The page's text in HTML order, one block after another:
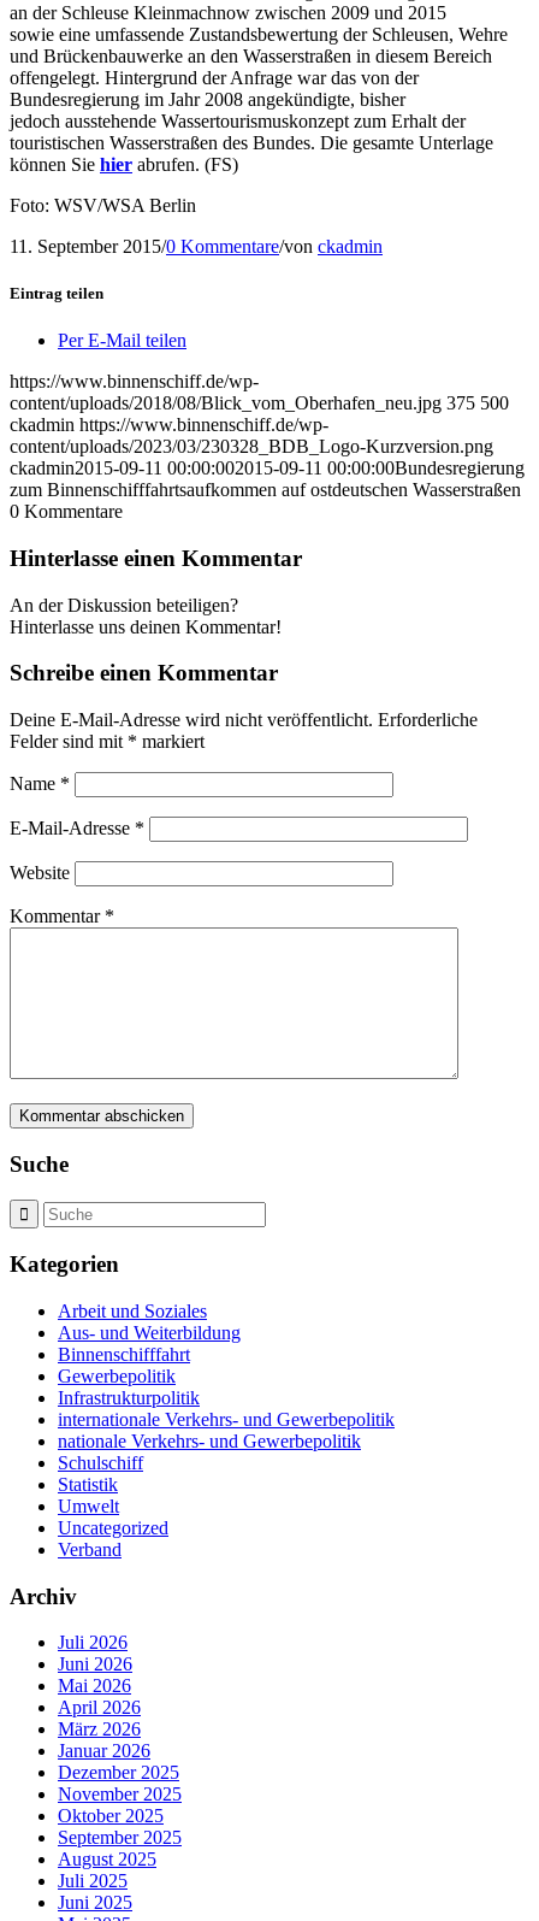
an der Schleuse Kleinmachnow zwischen 2009 und 2015
sowie eine umfassende Zustandsbewertung der Schleusen, Wehre
und Brückenbauwerke an den Wasserstraßen in diesem Bereich
offengelegt. Hintergrund der Anfrage war das von der
Bundesregierung im Jahr 2008 angekündigte, bisher
jedoch ausstehende Wassertourismuskonzept zum Erhalt der
touristischen Wasserstraßen des Bundes. Die gesamte Unterlage
können Sie hier abrufen. (FS)
Foto: WSV/WSA Berlin
11. September 2015/0 Kommentare/von ckadmin
Eintrag teilen
Per E-Mail teilen
https://www.binnenschiff.de/wp-
content/uploads/2018/08/Blick_vom_Oberhafen_neu.jpg 375 500
ckadmin https://www.binnenschiff.de/wp-
content/uploads/2023/03/230328_BDB_Logo-Kurzversion.png
ckadmin2015-09-11 00:00:002015-09-11 00:00:00Bundesregierung
zum Binnenschifffahrtsaufkommen auf ostdeutschen Wasserstraßen
0 Kommentare
Hinterlasse einen Kommentar
An der Diskussion beteiligen?
Hinterlasse uns deinen Kommentar!
Schreibe einen Kommentar
Deine E-Mail-Adresse wird nicht veröffentlicht. Erforderliche
Felder sind mit * markiert
Name *
E-Mail-Adresse *
Website
Kommentar *
Suche
Kategorien
Arbeit und Soziales
Aus- und Weiterbildung
Binnenschifffahrt
Gewerbepolitik
Infrastrukturpolitik
internationale Verkehrs- und Gewerbepolitik
nationale Verkehrs- und Gewerbepolitik
Schulschiff
Statistik
Umwelt
Uncategorized
Verband
Archiv
Juli 2026
Juni 2026
Mai 2026
April 2026
März 2026
Januar 2026
Dezember 2025
November 2025
Oktober 2025
September 2025
August 2025
Juli 2025
Juni 2025